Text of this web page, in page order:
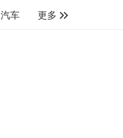
🇨🇦加拿大
汽车
更多